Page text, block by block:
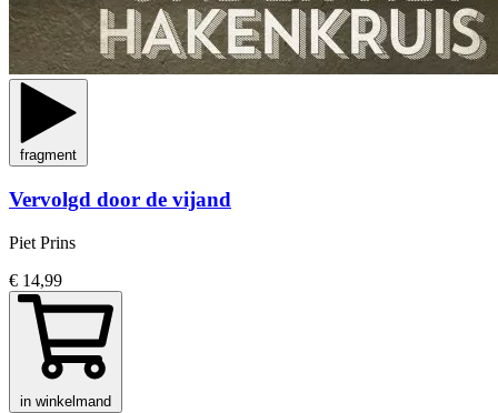
fragment
Vervolgd door de vijand
Piet Prins
€ 14,99
in winkelmand